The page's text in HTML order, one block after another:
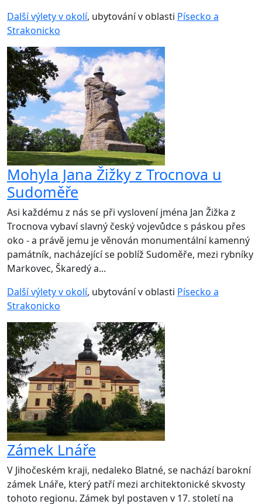
Další výlety v okolí, ubytování v oblasti Písecko a
Strakonicko
Mohyla Jana Žižky z Trocnova u
Sudoměře
Asi každému z nás se při vyslovení jména Jan Žižka z
Trocnova vybaví slavný český vojevůdce s páskou přes
oko - a právě jemu je věnován monumentální kamenný
památník, nacházející se poblíž Sudoměře, mezi rybníky
Markovec, Škaredý a...
Další výlety v okolí, ubytování v oblasti Písecko a
Strakonicko
Zámek Lnáře
V Jihočeském kraji, nedaleko Blatné, se nachází barokní
zámek Lnáře, který patří mezi architektonické skvosty
tohoto regionu. Zámek byl postaven v 17. století na